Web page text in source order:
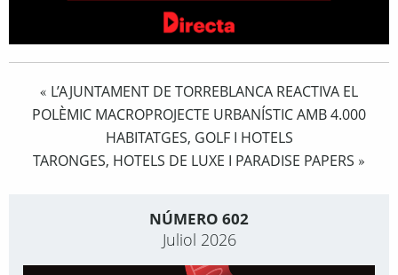
« L’AJUNTAMENT DE TORREBLANCA REACTIVA EL
POLÈMIC MACROPROJECTE URBANÍSTIC AMB 4.000
HABITATGES, GOLF I HOTELS
TARONGES, HOTELS DE LUXE I PARADISE PAPERS »
NÚMERO 602
Juliol 2026